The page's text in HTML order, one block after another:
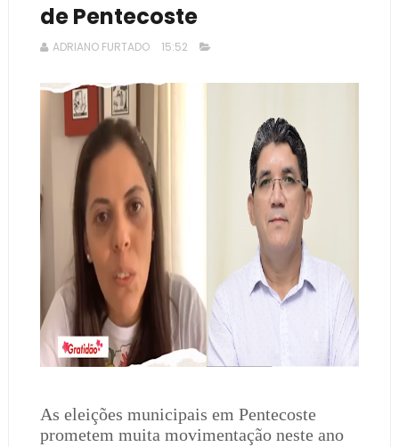
de Pentecoste
ADRIANO FURTADO 15:52
As eleições municipais em Pentecoste
prometem muita movimentação neste ano